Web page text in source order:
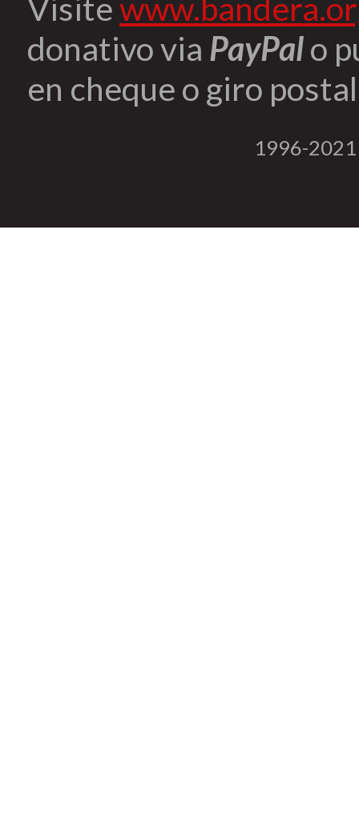
donativo via PayPalo
en cheque o giro
1996-